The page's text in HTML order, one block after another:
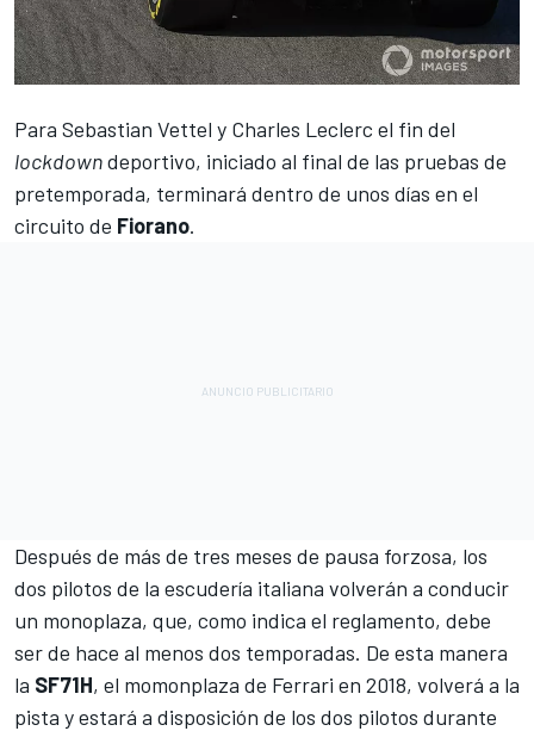
Para Sebastian Vettel y Charles Leclerc el fin del
lockdowndeportivo, iniciado al final de las pruebas de
pretemporada, terminará dentro de unos días en el
circuito de Fiorano.
Después de más de tres meses de pausa forzosa, los
dos pilotos de la escudería italiana volverán a conducir
un monoplaza, que, como indica el reglamento, debe
ser de hace al menos dos temporadas. De esta manera
la SF71H, el momonplaza de Ferrari en 2018, volverá a la
pista y estará a disposición de los dos pilotos durante